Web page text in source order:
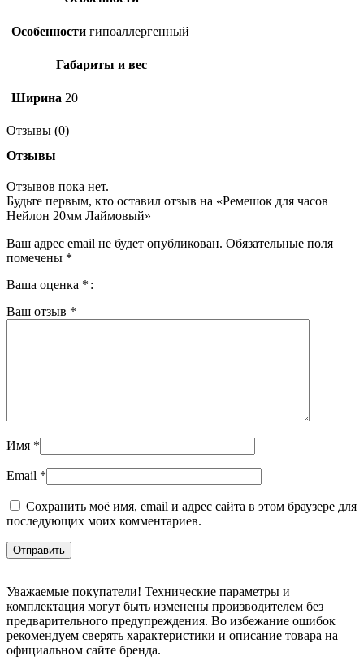
Особенности гипоаллергенный
Габариты и вес
Ширина 20
Отзывы (0)
Отзывы
Отзывов пока нет.
Будьте первым, кто оставил отзыв на «Ремешок для часов
Нейлон 20мм Лаймовый»
Ваш адрес email не будет опубликован. Обязательные поля
помечены *
Ваша оценка *
Ваш отзыв *
Имя *
Email *
Сохранить моё имя, email и адрес сайта в этом браузере для
последующих моих комментариев.
Уважаемые покупатели! Технические параметры и
комплектация могут быть изменены производителем без
предварительного предупреждения. Во избежание ошибок
рекомендуем сверять характеристики и описание товара на
официальном сайте бренда.